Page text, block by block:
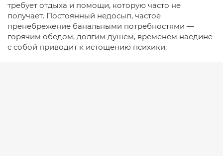
требует отдыха и помощи, которую часто не
получает. Постоянный недосып, частое
пренебрежение банальными потребностями —
горячим обедом, долгим душем, временем наедине
с собой приводит к истощению психики.